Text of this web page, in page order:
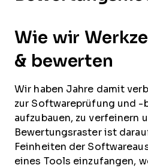
Wie wir
& bewerten
Wir haben Jahre damit
zur Softwareprüfung und -
aufzubauen, zu verfeinern
Bewertungsraster ist
Feinheiten der
eines Tools einzufangen,